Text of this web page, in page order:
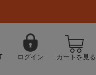
ログイン カートを見る